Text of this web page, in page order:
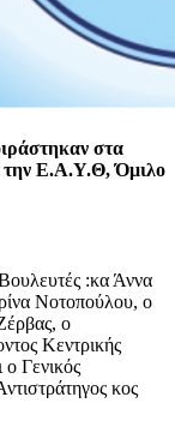
στα
την Ε.Α.Υ.Θ, Όμιλο
:κα Άννα
Νοτοπούλου, ο
ο
Κεντρικής
Γενικός
κος